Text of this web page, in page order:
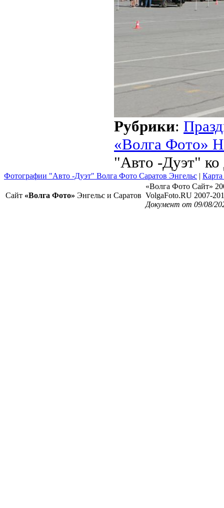
Рубрики:
«Волга Фото»
"Авто -Дуэт"
Фотографии "Авто -Дуэт" Волга Фото Саратов Энгельс | Карта
Сайт «Волга Фото» Энгельс и Саратов
«Волга Фото Сайт»
VolgaFoto.RU 2007-
Документ от 09/08/